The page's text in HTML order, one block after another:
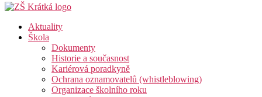
Aktuality
Škola
Dokumenty
Historie a současnost
Kariérová poradkyně
Ochrana oznamovatelů (whistleblowing)
Organizace školního roku